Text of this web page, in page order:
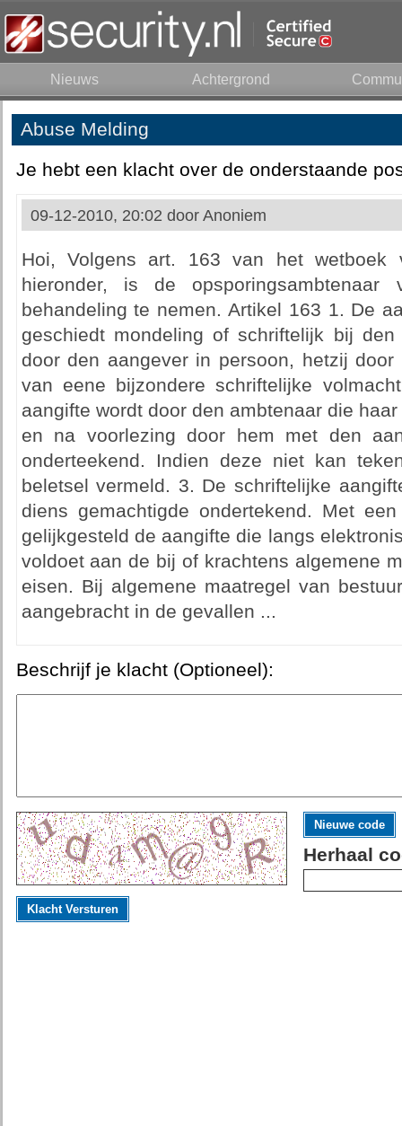
Nieuws Achtergrond
Abuse Melding
Je hebt een klacht over de onderstaande
09-12-2010, 20:02 door Anoniem
Hoi, Volgens art. 163 van het wetboek
hieronder, is de
behandeling te nemen. Artikel 163 1. De
geschiedt mondeling of schriftelijk bij
door den aangever in persoon, hetzij
van eene bijzondere schriftelijke
aangifte wordt door den ambtenaar die
en na voorlezing door hem met den
onderteekend. Indien deze niet kan
beletsel vermeld. 3. De schriftelijke
diens gemachtigde ondertekend. Met
gelijkgesteld de aangifte die langs
voldoet aan de bij of krachtens algemene
eisen. Bij algemene maatregel van
aangebracht in de gevallen ...
Beschrijf je klacht (Optioneel):
Nieuwe code
Herhaal
Klacht Versturen